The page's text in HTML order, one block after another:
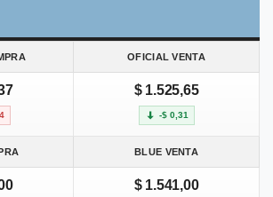
OFICIAL VENTA
$ 1.525,65
-$ 0,31
BLUE VENTA
$ 1.541,00